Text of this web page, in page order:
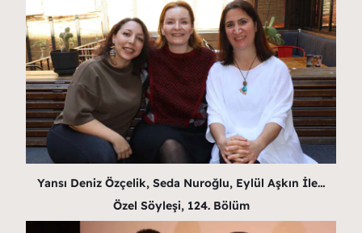
Yansı Deniz Özçelik, Seda Nuroğlu, Eylül Aşkın İle…
Özel Söyleşi, 124. Bölüm